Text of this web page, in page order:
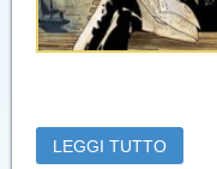
LEGGI TUTTO